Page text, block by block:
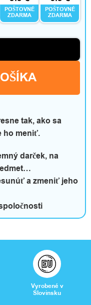
POŠTOVNÉ
ZDARMA
POŠTOVNÉ
ZDARMA
tak, ako sa
ho meniť.
darček, na
a zmeniť jeho
Vyrobené v
Slovinsku